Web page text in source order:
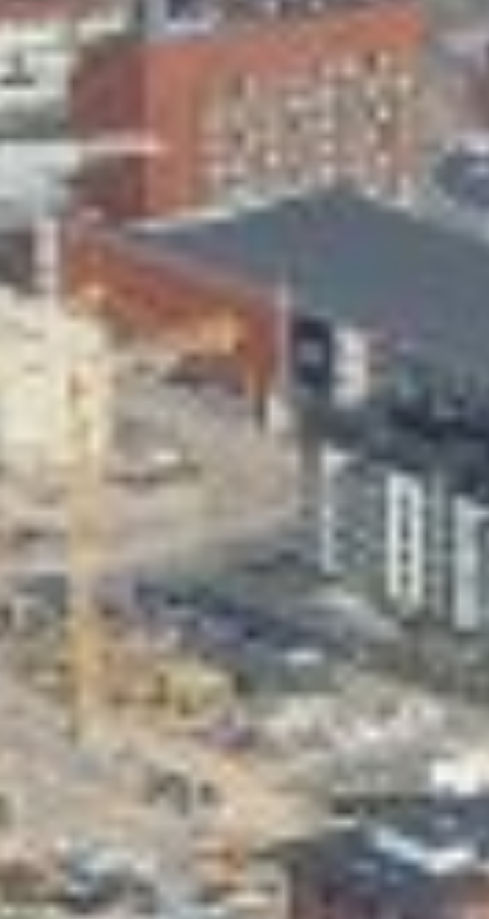
Skeittihalli
Varhaiskasvatus
Ateria- ja välipalamaksut
Mämminiemi
Taideapteekki
Kirjasto
Valon Kaupunki
Lasten Lysti & LystiKylä-festivaali
Ohje
English